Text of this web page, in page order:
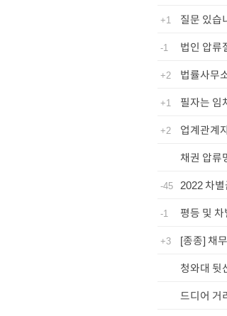
+1 질문 있습
-1 법인 압류
+2 법률사무
+1 필자는 임
+2 업계관계
채권 압류
-45 2022 차
-1 평등 및
+3
[종종] 채
청와대 뒷
드디어 거